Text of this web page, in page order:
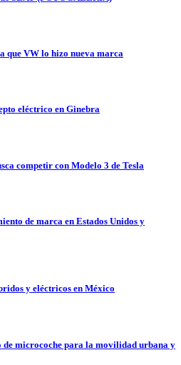
que VW lo hizo nueva marca
eléctrico en Ginebra
competir con Modelo 3 de Tesla
de marca en Estados Unidos y
y eléctricos en México
de microcoche para la movilidad urbana y